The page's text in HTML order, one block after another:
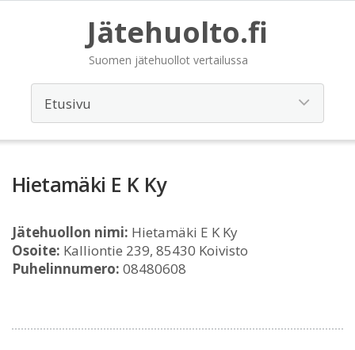
Jätehuolto.fi
Suomen jätehuollot vertailussa
Hietamäki E K Ky
Jätehuollon nimi: Hietamäki E K Ky
Osoite: Kalliontie 239, 85430 Koivisto
Puhelinnumero: 08480608